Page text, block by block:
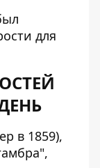
для
в 1859),